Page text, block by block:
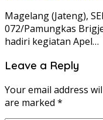
Magelang (Jateng),
072/Pamungkas
hadiri kegiatan Apel…
Leave a Reply
Your email address
are marked *